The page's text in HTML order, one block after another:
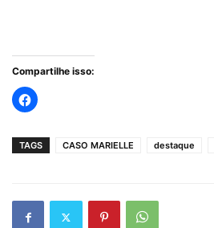
Compartilhe isso:
TAGS CASO MARIELLE destaque